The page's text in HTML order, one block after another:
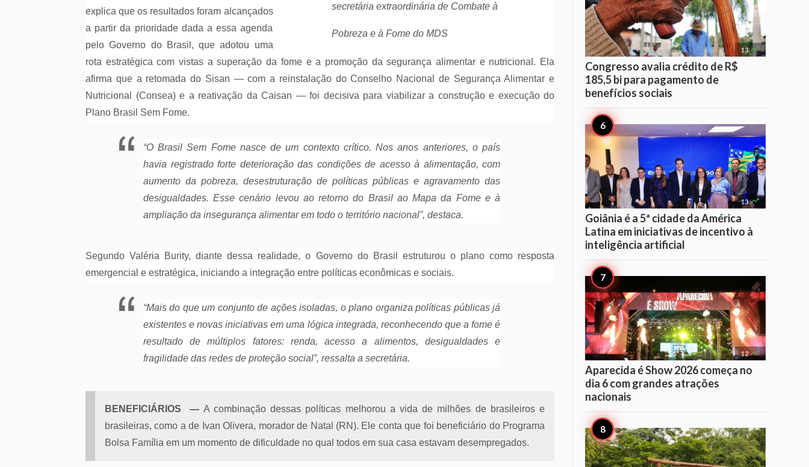
secretária extraordinária de Combate à
Pobreza e à Fome do MDS
explica que os resultados foram alcançados
a partir da prioridade dada a essa agenda
pelo Governo do Brasil, que adotou uma
rota estratégica com vistas a superação da fome e a promoção da segurança alimentar e nutricional. Ela
afirma que a retomada do Sisan — com a reinstalação do Conselho Nacional de Segurança Alimentar e
Nutricional (Consea) e a reativação da Caisan — foi decisiva para viabilizar a construção e execução do
Plano Brasil Sem Fome.
“O Brasil Sem Fome nasce de um contexto crítico. Nos anos anteriores, o país
havia registrado forte deterioração das condições de acesso à alimentação, com
aumento da pobreza, desestruturação de políticas públicas e agravamento das
desigualdades. Esse cenário levou ao retorno do Brasil ao Mapa da Fome e à
ampliação da insegurança alimentar em todo o território nacional”, destaca.
Segundo Valéria Burity, diante dessa realidade, o Governo do Brasil estruturou o plano como resposta
emergencial e estratégica, iniciando a integração entre políticas econômicas e sociais.
“Mais do que um conjunto de ações isoladas, o plano organiza políticas públicas já
existentes e novas iniciativas em uma lógica integrada, reconhecendo que a fome é
resultado de múltiplos fatores: renda, acesso a alimentos, desigualdades e
fragilidade das redes de proteção social”, ressalta a secretária.
BENEFICIÁRIOS — A combinação dessas políticas melhorou a vida de milhões de brasileiros e
brasileiras, como a de Ivan Olivera, morador de Natal (RN). Ele conta que foi beneficiário do Programa
Bolsa Família em um momento de dificuldade no qual todos em sua casa estavam desempregados.
13 
Congresso avalia crédito de R$
185,5 bi para pagamento de
benefícios sociais
13 
Goiânia é a 5ª cidade da América
Latina em iniciativas de incentivo à
inteligência artificial
12 
Aparecida é Show 2026 começa no
dia 6 com grandes atrações
nacionais